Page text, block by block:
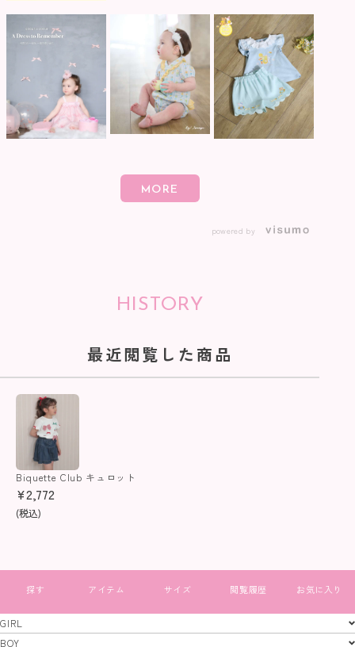
powered by
HISTORY
最近閲覧した商品
Biquette Club キュロット
¥2,772
(税込)
すべて見る
GIRL
GIRL
BOY